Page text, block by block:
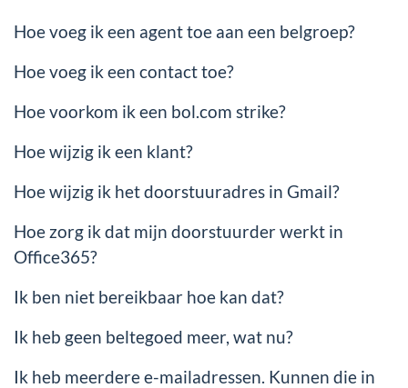
Hoe voeg ik een agent toe aan een belgroep?
Hoe voeg ik een contact toe?
Hoe voorkom ik een bol.com strike?
Hoe wijzig ik een klant?
Hoe wijzig ik het doorstuuradres in Gmail?
Hoe zorg ik dat mijn doorstuurder werkt in
Office365?
Ik ben niet bereikbaar hoe kan dat?
Ik heb geen beltegoed meer, wat nu?
Ik heb meerdere e-mailadressen. Kunnen die in